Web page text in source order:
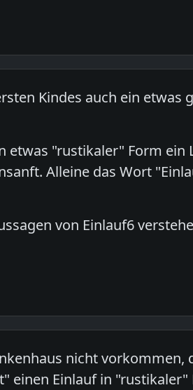
Kindes auch ein etwas
"rustikaler" Form ein
Alleine das Wort
von Einlauf6
nicht vorkommen,
einen Einlauf in